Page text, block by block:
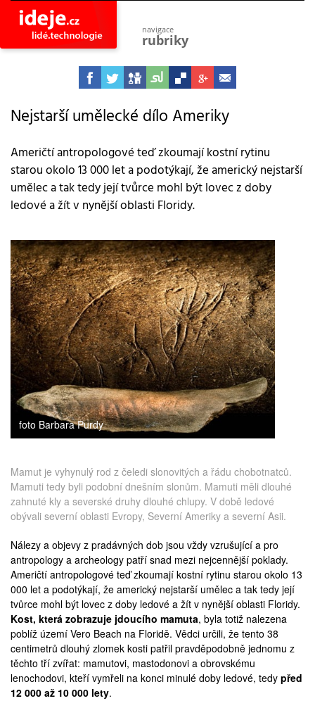
navigace
rubriky
astro
vesmír
projekty
společnost
objevy
vynálezy
planeta
přiroda
pokrok
technologie
tajemství
firmy
zdraví
medicína
Nejstarší umělecké dílo Ameriky
Američtí antropologové teď zkoumají kostní rytinu
starou okolo 13 000 let a podotýkají, že americký nejstarší
umělec a tak tedy její tvůrce mohl být lovec z doby
ledové a žít v nynější oblasti Floridy.
foto Barbara Purdy
Mamut je vyhynulý rod z čeledi slonovitých a řádu chobotnatců.
Mamuti tedy byli podobní dnešním slonům. Mamuti měli dlouhé
zahnuté kly a severské druhy dlouhé chlupy. V době ledové
obývali severní oblasti Evropy, Severní Ameriky a severní Asii.
Nálezy a objevy z pradávných dob jsou vždy vzrušující a pro
antropology a archeology patří snad mezi nejcennější poklady.
Američtí antropologové teď zkoumají kostní rytinu starou okolo 13
000 let a podotýkají, že americký nejstarší umělec a tak tedy její
tvůrce mohl být lovec z doby ledové a žít v nynější oblasti Floridy.
Kost, která zobrazuje jdoucího mamuta, byla totiž nalezena
poblíž území Vero Beach na Floridě. Vědci určili, že tento 38
centimetrů dlouhý zlomek kosti patřil pravděpodobně jednomu z
těchto tří zvířat: mamutovi, mastodonovi a obrovskému
lenochodovi, kteří vymřeli na konci minulé doby ledové, tedy před
12 000 až 10 000 lety.